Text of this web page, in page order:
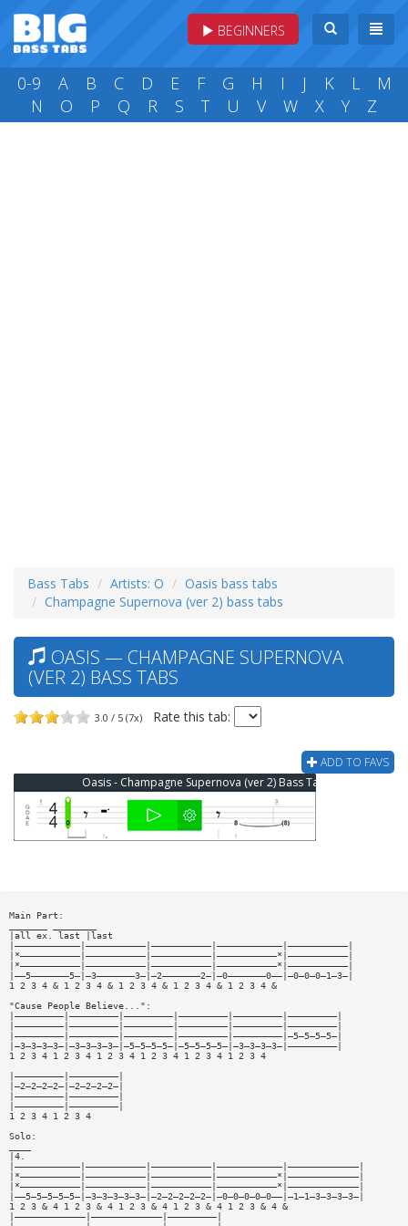
BEGINNERS
0-9 A B C D E F G H I J K L
M
N
O P Q R S T U V W X Y Z
Bass Tabs Artists: O
Oasis bass tabs
Champagne Supernova (ver 2) bass tabs
OASIS — CHAMPAGNE SUPERNOVA
(VER 2) BASS TABS
3.0 / 5 (7x) Rate this tab:
ADD TO FAVS
Oasis - Champagne Supernova (ver 2) Bass Tab
Main Part:
|all ex. last |last
|————————————|———————————|———————————|————————————|———————————|
|*———————————|———————————|———————————|———————————*|———————————|
|*———————————|———————————|———————————|———————————*|———————————|
|——5———————5—|—3———————3—|—2———————2—|—0———————0——|—0—0—0—1—3—|
1 2 3 4 & 1 2 3 4 & 1 2 3 4 & 1 2 3 4 & 1 2 3 4 &
"Cause People Believe...":
|—————————|—————————|—————————|—————————|—————————|—————————|
|—————————|—————————|—————————|—————————|—————————|—————————|
|—————————|—————————|—————————|—————————|—————————|—5—5—5—5—|
|—3—3—3—3—|—3—3—3—3—|—5—5—5—5—|—5—5—5—5—|—3—3—3—3—|—————————|
1 2 3 4 1 2 3 4 1 2 3 4 1 2 3 4 1 2 3 4 1 2 3 4
|—————————|—————————|
|—2—2—2—2—|—2—2—2—2—|
|—————————|—————————|
|—————————|—————————|
1 2 3 4 1 2 3 4
Solo:
|4.
|————————————|———————————|———————————|————————————|—————————————|
|*———————————|———————————|———————————|———————————*|—————————————|
|*———————————|———————————|———————————|———————————*|—————————————|
|——5—5—5—5—5—|—3—3—3—3—3—|—2—2—2—2—2—|—0—0—0—0—0——|—1—1—3—3—3—3—|
1 2 3 & 4 1 2 3 & 4 1 2 3 & 4 1 2 3 & 4 1 2 3 & 4 &
|—————————————|—————————————|—————————|